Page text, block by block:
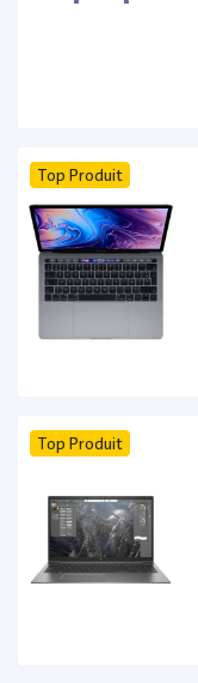
Top Produit
Top Produit